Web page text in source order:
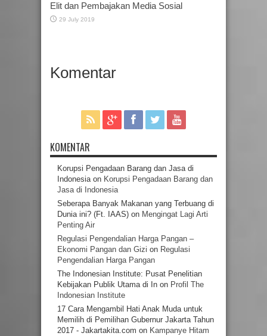
Elit dan Pembajakan Media Sosial
29 July 2019
Komentar
KOMENTAR
Korupsi Pengadaan Barang dan Jasa di
Indonesiaon Korupsi Pengadaan Barang dan
Jasa di Indonesia
Seberapa Banyak Makanan yang Terbuang di
Dunia ini? (Ft. IAAS) on Mengingat Lagi Arti
Penting Air
Regulasi Pengendalian Harga Pangan –
Ekonomi Pangan dan Gizi on Regulasi
Pengendalian Harga Pangan
The Indonesian Institute: Pusat Penelitian
Kebijakan Publik Utama di In on Profil The
Indonesian Institute
17 Cara Mengambil Hati Anak Muda untuk
Memilih di Pemilihan Gubernur Jakarta Tahun
2017 - Jakartakita.com on Kampanye Hitam